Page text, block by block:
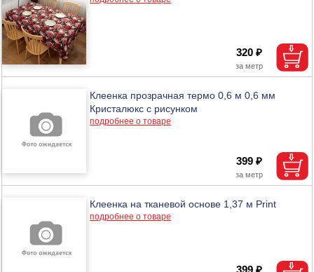
320 ₽
Клеенка прозрачная термо 0,6 м 0,6 мм
Кристалюкс с рисунком
подробнее о товаре
399 ₽
Клеенка на тканевой основе 1,37 м Print
подробнее о товаре
399 ₽